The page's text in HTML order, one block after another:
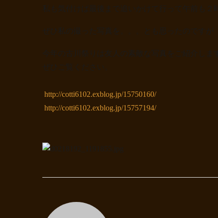
私も気付けば最後まで追いかけて行って午前も２
ぜひ私の撮った写真を。。。とも思ったのですが
今年の古川祭りは友人の素敵な写真をご紹介しま
ぜひご覧ください。
http://cotti6102.exblog.jp/15750160/
http://cotti6102.exblog.jp/15757194/